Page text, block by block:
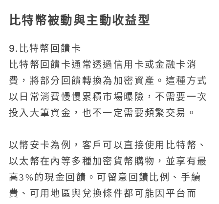
比特幣被動與主動收益型
9.比特幣回饋卡
比特幣回饋卡通常透過信用卡或金融卡消
費，將部分回饋轉換為加密資產。這種方式
以日常消費慢慢累積市場曝險，不需要一次
投入大筆資金，也不一定需要頻繁交易。
以幣安卡為例，客戶可以直接使用比特幣、
以太幣在內等多種加密貨幣購物，並享有最
高3%的現金回饋。可留意回饋比例、手續
費、可用地區與兌換條件都可能因平台而